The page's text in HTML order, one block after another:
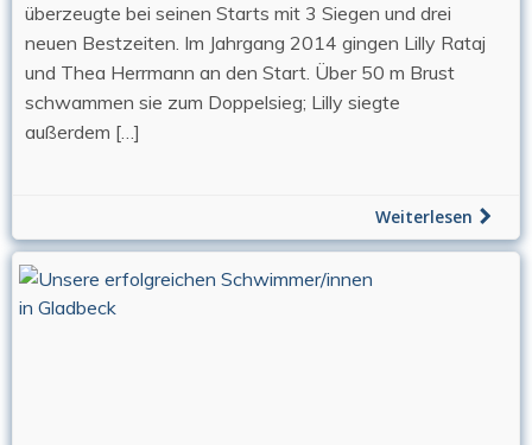
überzeugte bei seinen Starts mit 3 Siegen und drei
neuen Bestzeiten. Im Jahrgang 2014 gingen Lilly Rataj
und Thea Herrmann an den Start. Über 50 m Brust
schwammen sie zum Doppelsieg; Lilly siegte
außerdem […]
Weiterlesen